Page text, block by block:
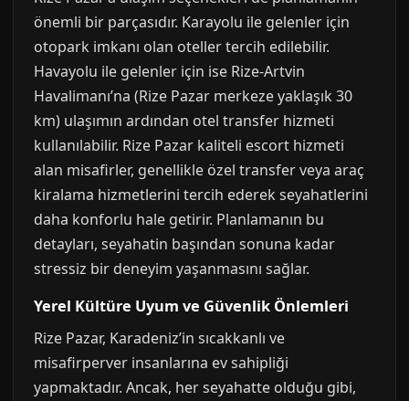
önemli bir parçasıdır. Karayolu ile gelenler için
otopark imkanı olan oteller tercih edilebilir.
Havayolu ile gelenler için ise Rize-Artvin
Havalimanı’na (Rize Pazar merkeze yaklaşık 30
km) ulaşımın ardından otel transfer hizmeti
kullanılabilir. Rize Pazar kaliteli escort hizmeti
alan misafirler, genellikle özel transfer veya araç
kiralama hizmetlerini tercih ederek seyahatlerini
daha konforlu hale getirir. Planlamanın bu
detayları, seyahatin başından sonuna kadar
stressiz bir deneyim yaşanmasını sağlar.
Yerel Kültüre Uyum ve Güvenlik Önlemleri
Rize Pazar, Karadeniz’in sıcakkanlı ve
misafirperver insanlarına ev sahipliği
yapmaktadır. Ancak, her seyahatte olduğu gibi,